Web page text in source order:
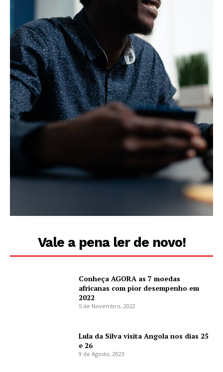
Vale a pena ler de novo!
Conheça AGORA as 7 moedas
africanas com pior desempenho em
2022
5 de Novembro, 2022
Lula da Silva visita Angola nos dias 25
e 26
9 de Agosto, 2023